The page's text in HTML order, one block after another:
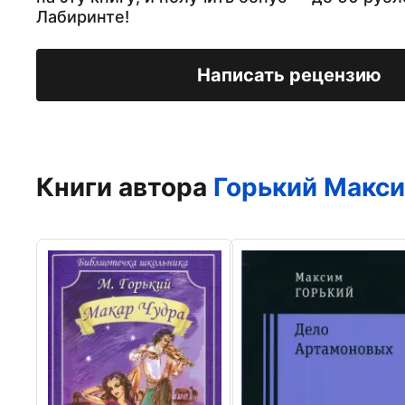
Лабиринте!
Написать рецензию
Книги автора Горький